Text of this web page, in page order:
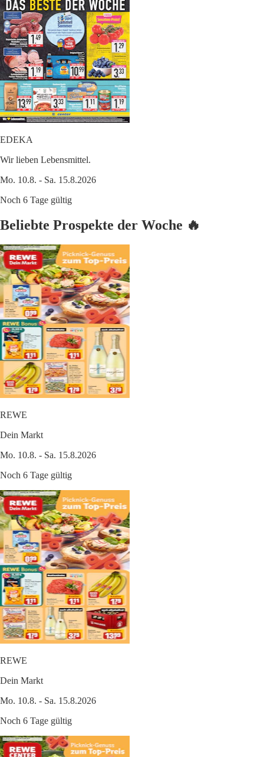
EDEKA
Wir lieben Lebensmittel.
Mo. 10.8. - Sa. 15.8.2026
Noch 6 Tage gültig
Beliebte Prospekte der Woche 🔥
REWE
Dein Markt
Mo. 10.8. - Sa. 15.8.2026
Noch 6 Tage gültig
REWE
Dein Markt
Mo. 10.8. - Sa. 15.8.2026
Noch 6 Tage gültig